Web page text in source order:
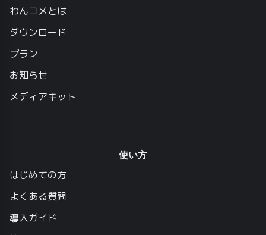
わんコメとは
ダウンロード
プラン
お知らせ
メディアキット
使い方
はじめての方
よくある質問
導入ガイド